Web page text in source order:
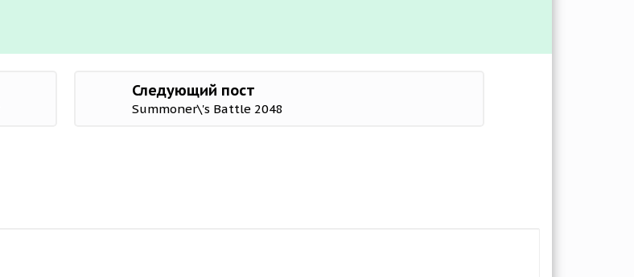
Следующий пост
Summoner\'s Battle 2048